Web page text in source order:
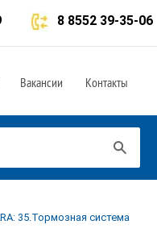
8 8552 39-35-06
Вакансии Контакты
35.Тормозная система